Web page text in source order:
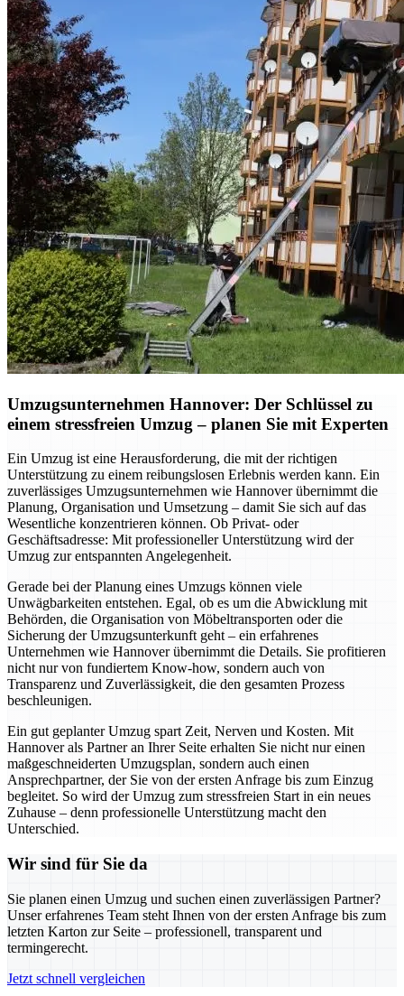
Umzugsunternehmen Hannover: Der Schlüssel zu
einem stressfreien Umzug – planen Sie mit Experten
Ein Umzug ist eine Herausforderung, die mit der richtigen
Unterstützung zu einem reibungslosen Erlebnis werden kann. Ein
zuverlässiges Umzugsunternehmen wie Hannover übernimmt die
Planung, Organisation und Umsetzung – damit Sie sich auf das
Wesentliche konzentrieren können. Ob Privat- oder
Geschäftsadresse: Mit professioneller Unterstützung wird der
Umzug zur entspannten Angelegenheit.
Gerade bei der Planung eines Umzugs können viele
Unwägbarkeiten entstehen. Egal, ob es um die Abwicklung mit
Behörden, die Organisation von Möbeltransporten oder die
Sicherung der Umzugsunterkunft geht – ein erfahrenes
Unternehmen wie Hannover übernimmt die Details. Sie profitieren
nicht nur von fundiertem Know-how, sondern auch von
Transparenz und Zuverlässigkeit, die den gesamten Prozess
beschleunigen.
Ein gut geplanter Umzug spart Zeit, Nerven und Kosten. Mit
Hannover als Partner an Ihrer Seite erhalten Sie nicht nur einen
maßgeschneiderten Umzugsplan, sondern auch einen
Ansprechpartner, der Sie von der ersten Anfrage bis zum Einzug
begleitet. So wird der Umzug zum stressfreien Start in ein neues
Zuhause – denn professionelle Unterstützung macht den
Unterschied.
Wir sind für Sie da
Sie planen einen Umzug und suchen einen zuverlässigen Partner?
Unser erfahrenes Team steht Ihnen von der ersten Anfrage bis zum
letzten Karton zur Seite – professionell, transparent und
termingerecht.
Jetzt schnell vergleichen